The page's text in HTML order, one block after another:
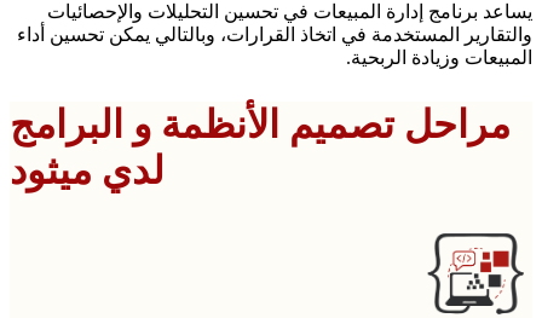
يساعد برنامج إدارة المبيعات في تحسين التحليلات والإحصائيات
والتقارير المستخدمة في اتخاذ القرارات، وبالتالي يمكن تحسين أداء
المبيعات وزيادة الربحية.
مراحل تصميم الأنظمة و البرامج
لدي ميثود